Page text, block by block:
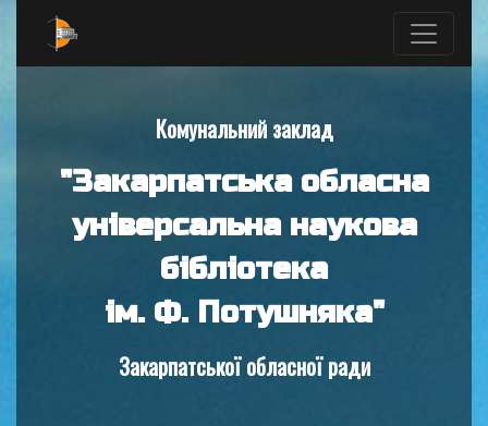
Комунальний заклад
"Закарпатська обласна
універсальна наукова
бібліотека
ім. Ф. Потушняка"
Закарпатської обласної ради